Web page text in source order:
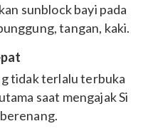
sunblock bayi pada
tangan, kaki.
tidak terlalu terbuka
saat mengajak Si